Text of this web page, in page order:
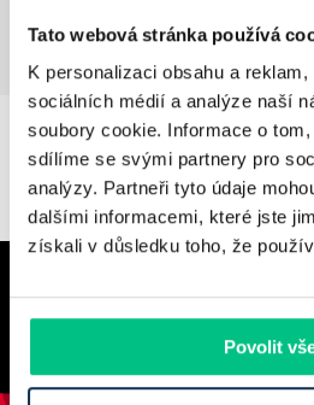
Tato webová stránka používá
K personalizaci obsahu a
sociálních médií a analýze naší
soubory cookie. Informace o
sdílíme se svými partnery pro
analýzy. Partneři tyto údaje
dalšími informacemi, které jste
získali v důsledku toho, že
Povolit
O hypona